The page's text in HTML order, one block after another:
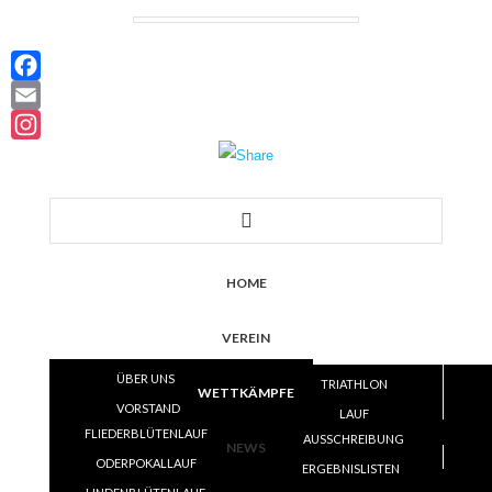
Instagram
HOME
VEREIN
ÜBER UNS TRIATHLON
LAUF
VOLLEYBALL
SKI
VORSTAND
SATZUNG
TRAINING
WETTKÄMPFE
FLIEDERBLÜTENLAUF AUSSCHREIBUNG
ERGEBNISLISTEN
ODERPOKALLAUF
ERGEBNISLISTEN
NEWS